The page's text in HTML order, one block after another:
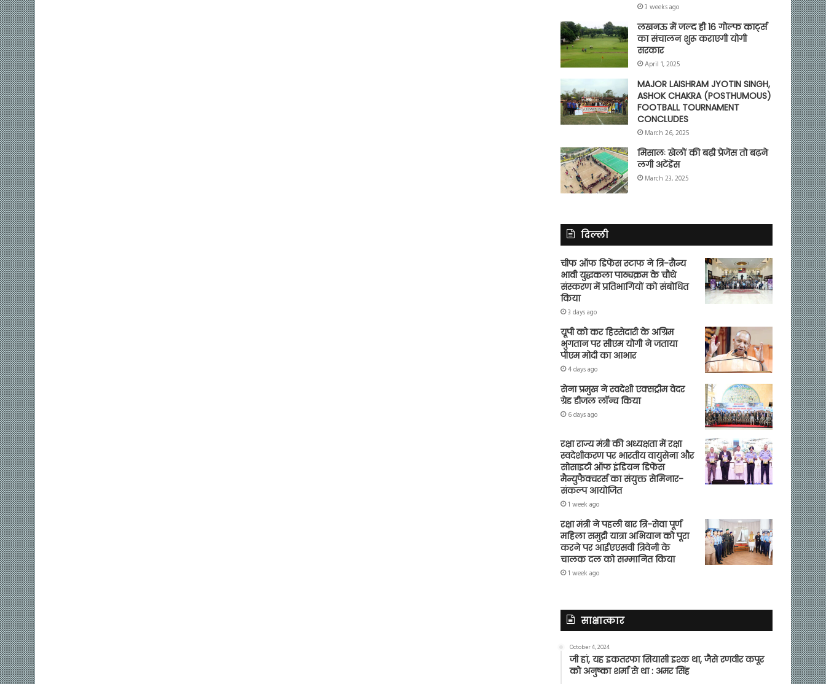
3 weeks ago
लखनऊ में जल्द ही 16 गोल्फ कार्ट्स
का संचालन शुरू कराएगी योगी
सरकार
April 1, 2025
MAJOR LAISHRAM JYOTIN SINGH,
ASHOK CHAKRA (POSTHUMOUS)
FOOTBALL TOURNAMENT
CONCLUDES
March 26, 2025
मिसालः खेलों की बढ़ी प्रेजेंस तो बढ़ने
लगी अटेंडेंस
March 23, 2025
दिल्ली
चीफ ऑफ डिफेंस स्टाफ ने त्रि-सैन्य
भावी युद्धकला पाठ्यक्रम के चौथे
संस्करण में प्रतिभागियों को संबोधित
किया
3 days ago
यूपी को कर हिस्सेदारी के अग्रिम
भुगतान पर सीएम योगी ने जताया
पीएम मोदी का आभार
4 days ago
सेना प्रमुख ने स्वदेशी एक्सट्रीम वेदर
ग्रेड डीजल लॉन्च किया
6 days ago
रक्षा राज्य मंत्री की अध्यक्षता में रक्षा
स्वदेशीकरण पर भारतीय वायुसेना और
सोसाइटी ऑफ इंडियन डिफेंस
मैन्युफैक्चरर्स का संयुक्त सेमिनार-
संकल्प आयोजित
1 week ago
रक्षा मंत्री ने पहली बार त्रि-सेवा पूर्ण
महिला समुद्री यात्रा अभियान को पूरा
करने पर आईएएसवी त्रिवेनी के
चालक दल को सम्मानित किया
1 week ago
साक्षात्कार
October 4, 2024
जी हां, यह इकतरफा सियासी इश्क था, जैसे रणवीर कपूर
को अनुष्का शर्मा से था : अमर सिंह